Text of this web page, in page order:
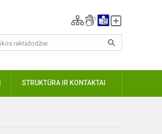
DAUGIAUSTRUKTŪRA IR KONTAKTAI